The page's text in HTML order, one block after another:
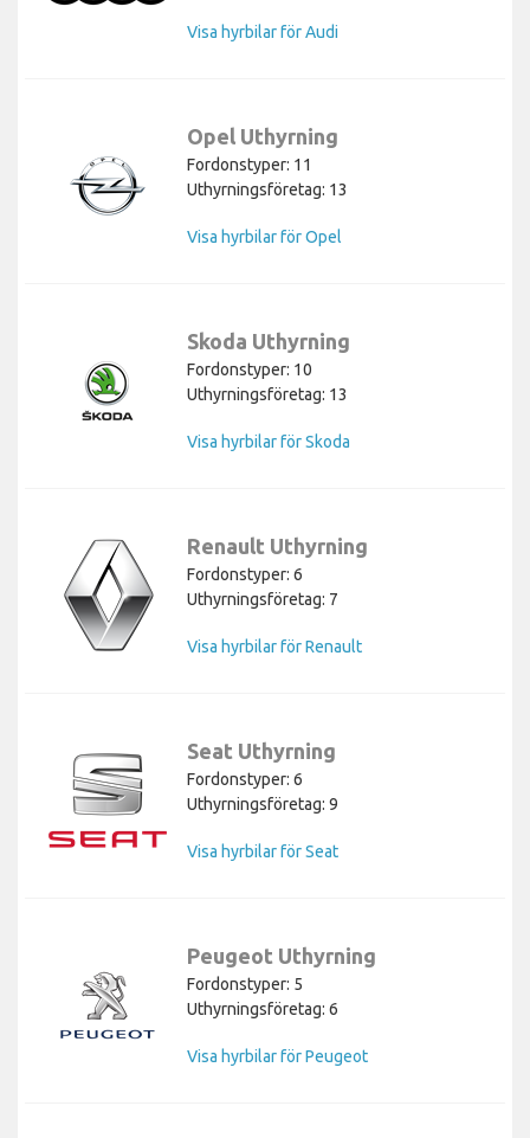
Visa hyrbilar för Audi
Opel Uthyrning
Fordonstyper: 11
Uthyrningsföretag: 13
Visa hyrbilar för Opel
Skoda Uthyrning
Fordonstyper: 10
Uthyrningsföretag: 13
Visa hyrbilar för Skoda
Renault Uthyrning
Fordonstyper: 6
Uthyrningsföretag: 7
Visa hyrbilar för Renault
Seat Uthyrning
Fordonstyper: 6
Uthyrningsföretag: 9
Visa hyrbilar för Seat
Peugeot Uthyrning
Fordonstyper: 5
Uthyrningsföretag: 6
Visa hyrbilar för Peugeot